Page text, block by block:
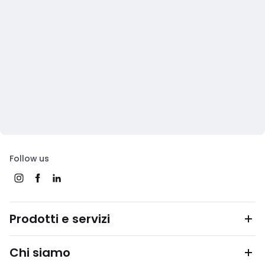
Follow us
Prodotti e servizi
Chi siamo